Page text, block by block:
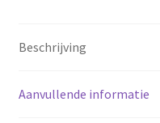
Beschrijving
Aanvullende informatie